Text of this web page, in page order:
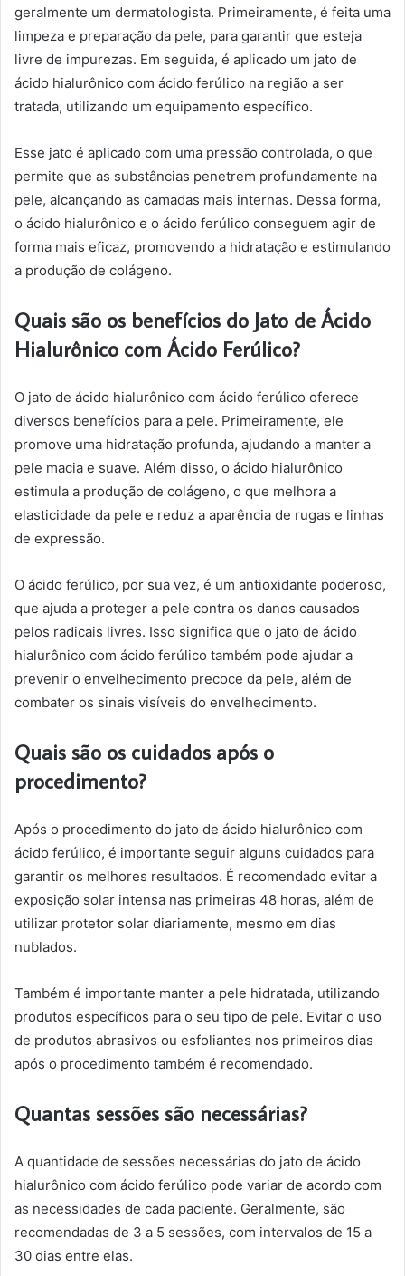
geralmente um dermatologista. Primeiramente, é feita uma
limpeza e preparação da pele, para garantir que esteja
livre de impurezas. Em seguida, é aplicado um jato de
ácido hialurônico com ácido ferúlico na região a ser
tratada, utilizando um equipamento específico.
Esse jato é aplicado com uma pressão controlada, o que
permite que as substâncias penetrem profundamente na
pele, alcançando as camadas mais internas. Dessa forma,
o ácido hialurônico e o ácido ferúlico conseguem agir de
forma mais eficaz, promovendo a hidratação e estimulando
a produção de colágeno.
Quais são os benefícios do Jato de Ácido
Hialurônico com Ácido Ferúlico?
O jato de ácido hialurônico com ácido ferúlico oferece
diversos benefícios para a pele. Primeiramente, ele
promove uma hidratação profunda, ajudando a manter a
pele macia e suave. Além disso, o ácido hialurônico
estimula a produção de colágeno, o que melhora a
elasticidade da pele e reduz a aparência de rugas e linhas
de expressão.
O ácido ferúlico, por sua vez, é um antioxidante poderoso,
que ajuda a proteger a pele contra os danos causados
pelos radicais livres. Isso significa que o jato de ácido
hialurônico com ácido ferúlico também pode ajudar a
prevenir o envelhecimento precoce da pele, além de
combater os sinais visíveis do envelhecimento.
Quais são os cuidados após o
procedimento?
Após o procedimento do jato de ácido hialurônico com
ácido ferúlico, é importante seguir alguns cuidados para
garantir os melhores resultados. É recomendado evitar a
exposição solar intensa nas primeiras 48 horas, além de
utilizar protetor solar diariamente, mesmo em dias
nublados.
Também é importante manter a pele hidratada, utilizando
produtos específicos para o seu tipo de pele. Evitar o uso
de produtos abrasivos ou esfoliantes nos primeiros dias
após o procedimento também é recomendado.
Quantas sessões são necessárias?
A quantidade de sessões necessárias do jato de ácido
hialurônico com ácido ferúlico pode variar de acordo com
as necessidades de cada paciente. Geralmente, são
recomendadas de 3 a 5 sessões, com intervalos de 15 a
30 dias entre elas.